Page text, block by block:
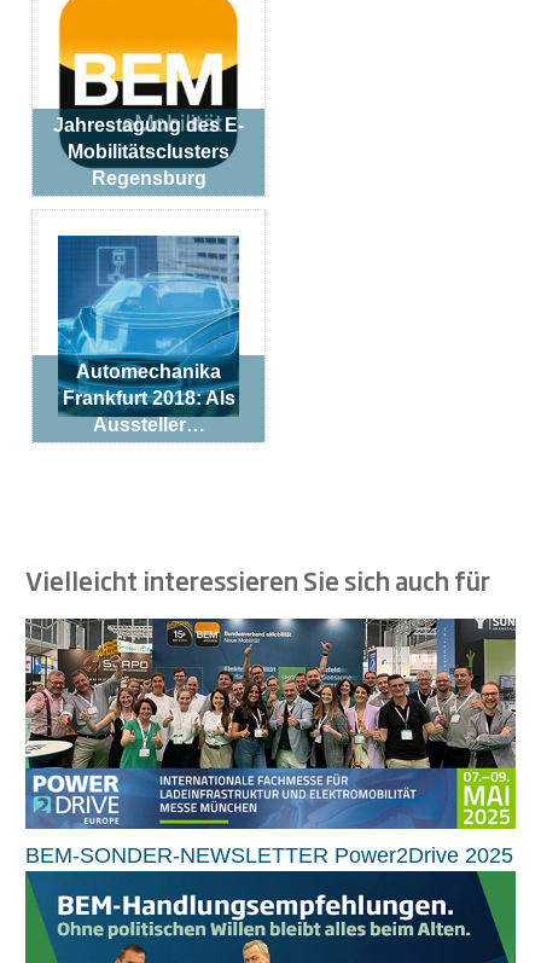
Jahrestagung des E-
Mobilitätsclusters
Regensburg
Automechanika
Frankfurt 2018: Als
Aussteller…
Vielleicht interessieren Sie sich auch für
BEM-SONDER-NEWSLETTER Power2Drive 2025